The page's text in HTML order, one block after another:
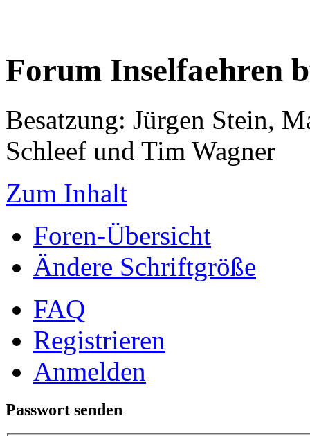
Forum Inselfaehren
Besatzung: Jürgen Stein,
Schleef und Tim Wagner
Zum Inhalt
Foren-Übersicht
Ändere Schriftgröße
FAQ
Registrieren
Anmelden
Passwort senden